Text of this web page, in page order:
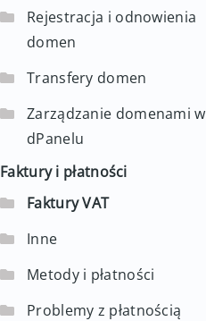
Rejestracja i odnowienia
domen
Transfery domen
Zarządzanie domenami w
dPanelu
Faktury i płatności
Faktury VAT
Inne
Metody i płatności
Problemy z płatnością